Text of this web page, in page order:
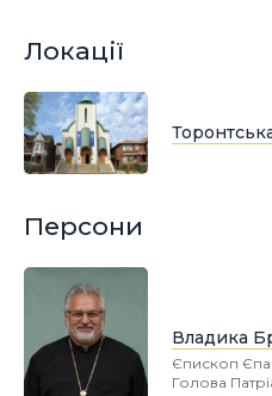
Локації
Персони
Владика
Єпископ
Голова